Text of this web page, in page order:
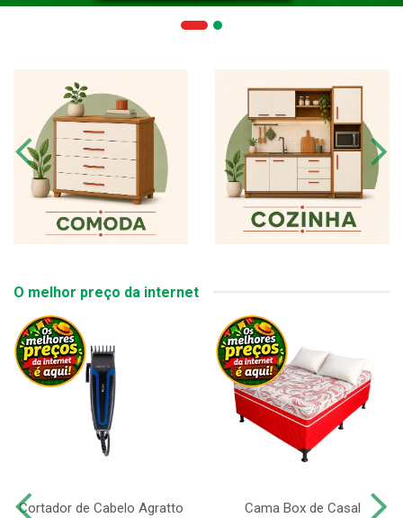
O melhor preço da internet
Cortador de Cabelo Agratto
Cama Box de Casal